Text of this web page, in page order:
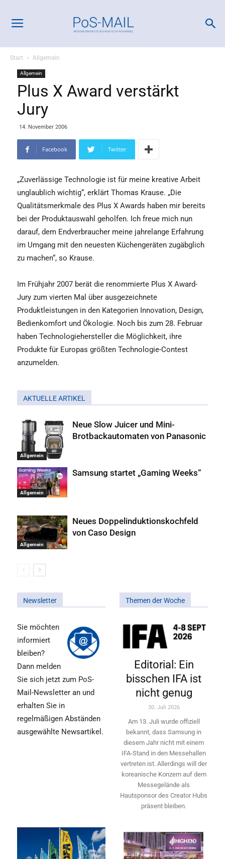
Start Allgemein
Allgemein
Plus X Award verstärkt
Jury
14. November 2006
Facebook Twitter
„Zuverlässige Technologie ist für meine kreative Arbeit
unglaublich wichtig“, erklärt Thomas Krause. „Die
Qualitätsmerkmale des Plus X Awards haben mir bereits
bei der Produktauswahl geholfen. Ich freue mich nun
darauf, dem Endverbraucher meine jahrelange Erfahrung
im Umgang mit den neuesten Küchengeräten zugäbglich
zu machen“, so Krause.
Im Frühjahr 2007 berät die renommierte Plus X Award-
Jury zum vierten Mal über ausgezeichnete
Produktleistungen in den Kategorien Innovation, Design,
Bedienkomfort und Ökologie. Noch bis zum 28. Februar
haben Technologiehersteller die Möglichkeit, ihre
Produkte für Europas größten Technologie-Contest
anzumelden.
AKTUELLE ARTIKEL
Allgemein
Neue Slow Juicer und Mini-
Brotbackautomaten von Panasonic
Allgemein
Samsung startet „Gaming Weeks“
Allgemein
Neues Doppelinduktionskochfeld
von Caso Design
Newsletter
Sie möchten
informiert
bleiben?
Dann melden
Sie sich jetzt zum PoS-
Mail-Newsletter an und
erhalten Sie in
regelmäßigen Abständen
ausgewählte Newsartikel.
Themen der Woche
Editorial: Ein
bisschen IFA ist
nicht genug
30. Juli 2026
Am 13. Juli wurde offiziell
bekannt, dass Samsung in
diesem Jahr nicht mit einem
IFA-Stand in den Messehallen
vertreten ist. Allerdings will ­der
koreanische Konzern auf dem
Messegelände als
Hautsponsor des Creator Hubs
präsent bleiben.